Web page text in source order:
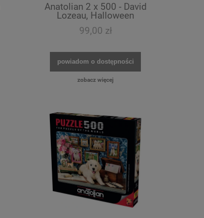
Anatolian 2 x 500 - David
Lozeau, Halloween
99,00 zł
powiadom o dostępności
zobacz więcej